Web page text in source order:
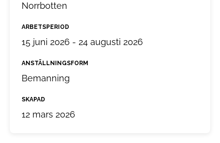
Norrbotten
ARBETSPERIOD
15 juni 2026 - 24 augusti 2026
ANSTÄLLNINGSFORM
Bemanning
SKAPAD
12 mars 2026